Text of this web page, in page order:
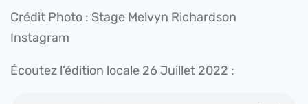
Crédit Photo : Stage Melvyn Richardson
Instagram
Écoutez l’édition locale 26 Juillet 2022 :